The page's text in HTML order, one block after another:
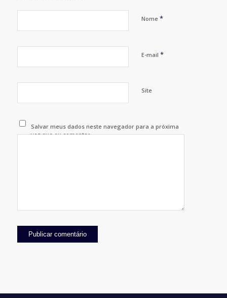
Nome *
E-mail *
Site
Salvar meus dados neste navegador para a próxima
vez que eu comentar.